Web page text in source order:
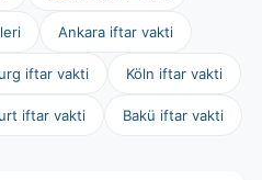
Ankara iftar vakti
iftar vakti Köln iftar vakti
iftar vakti Bakü iftar vakti